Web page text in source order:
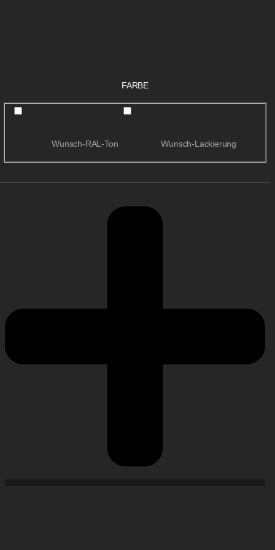
FARBE
Wunsch-RAL-Ton Wunsch-Lackierung